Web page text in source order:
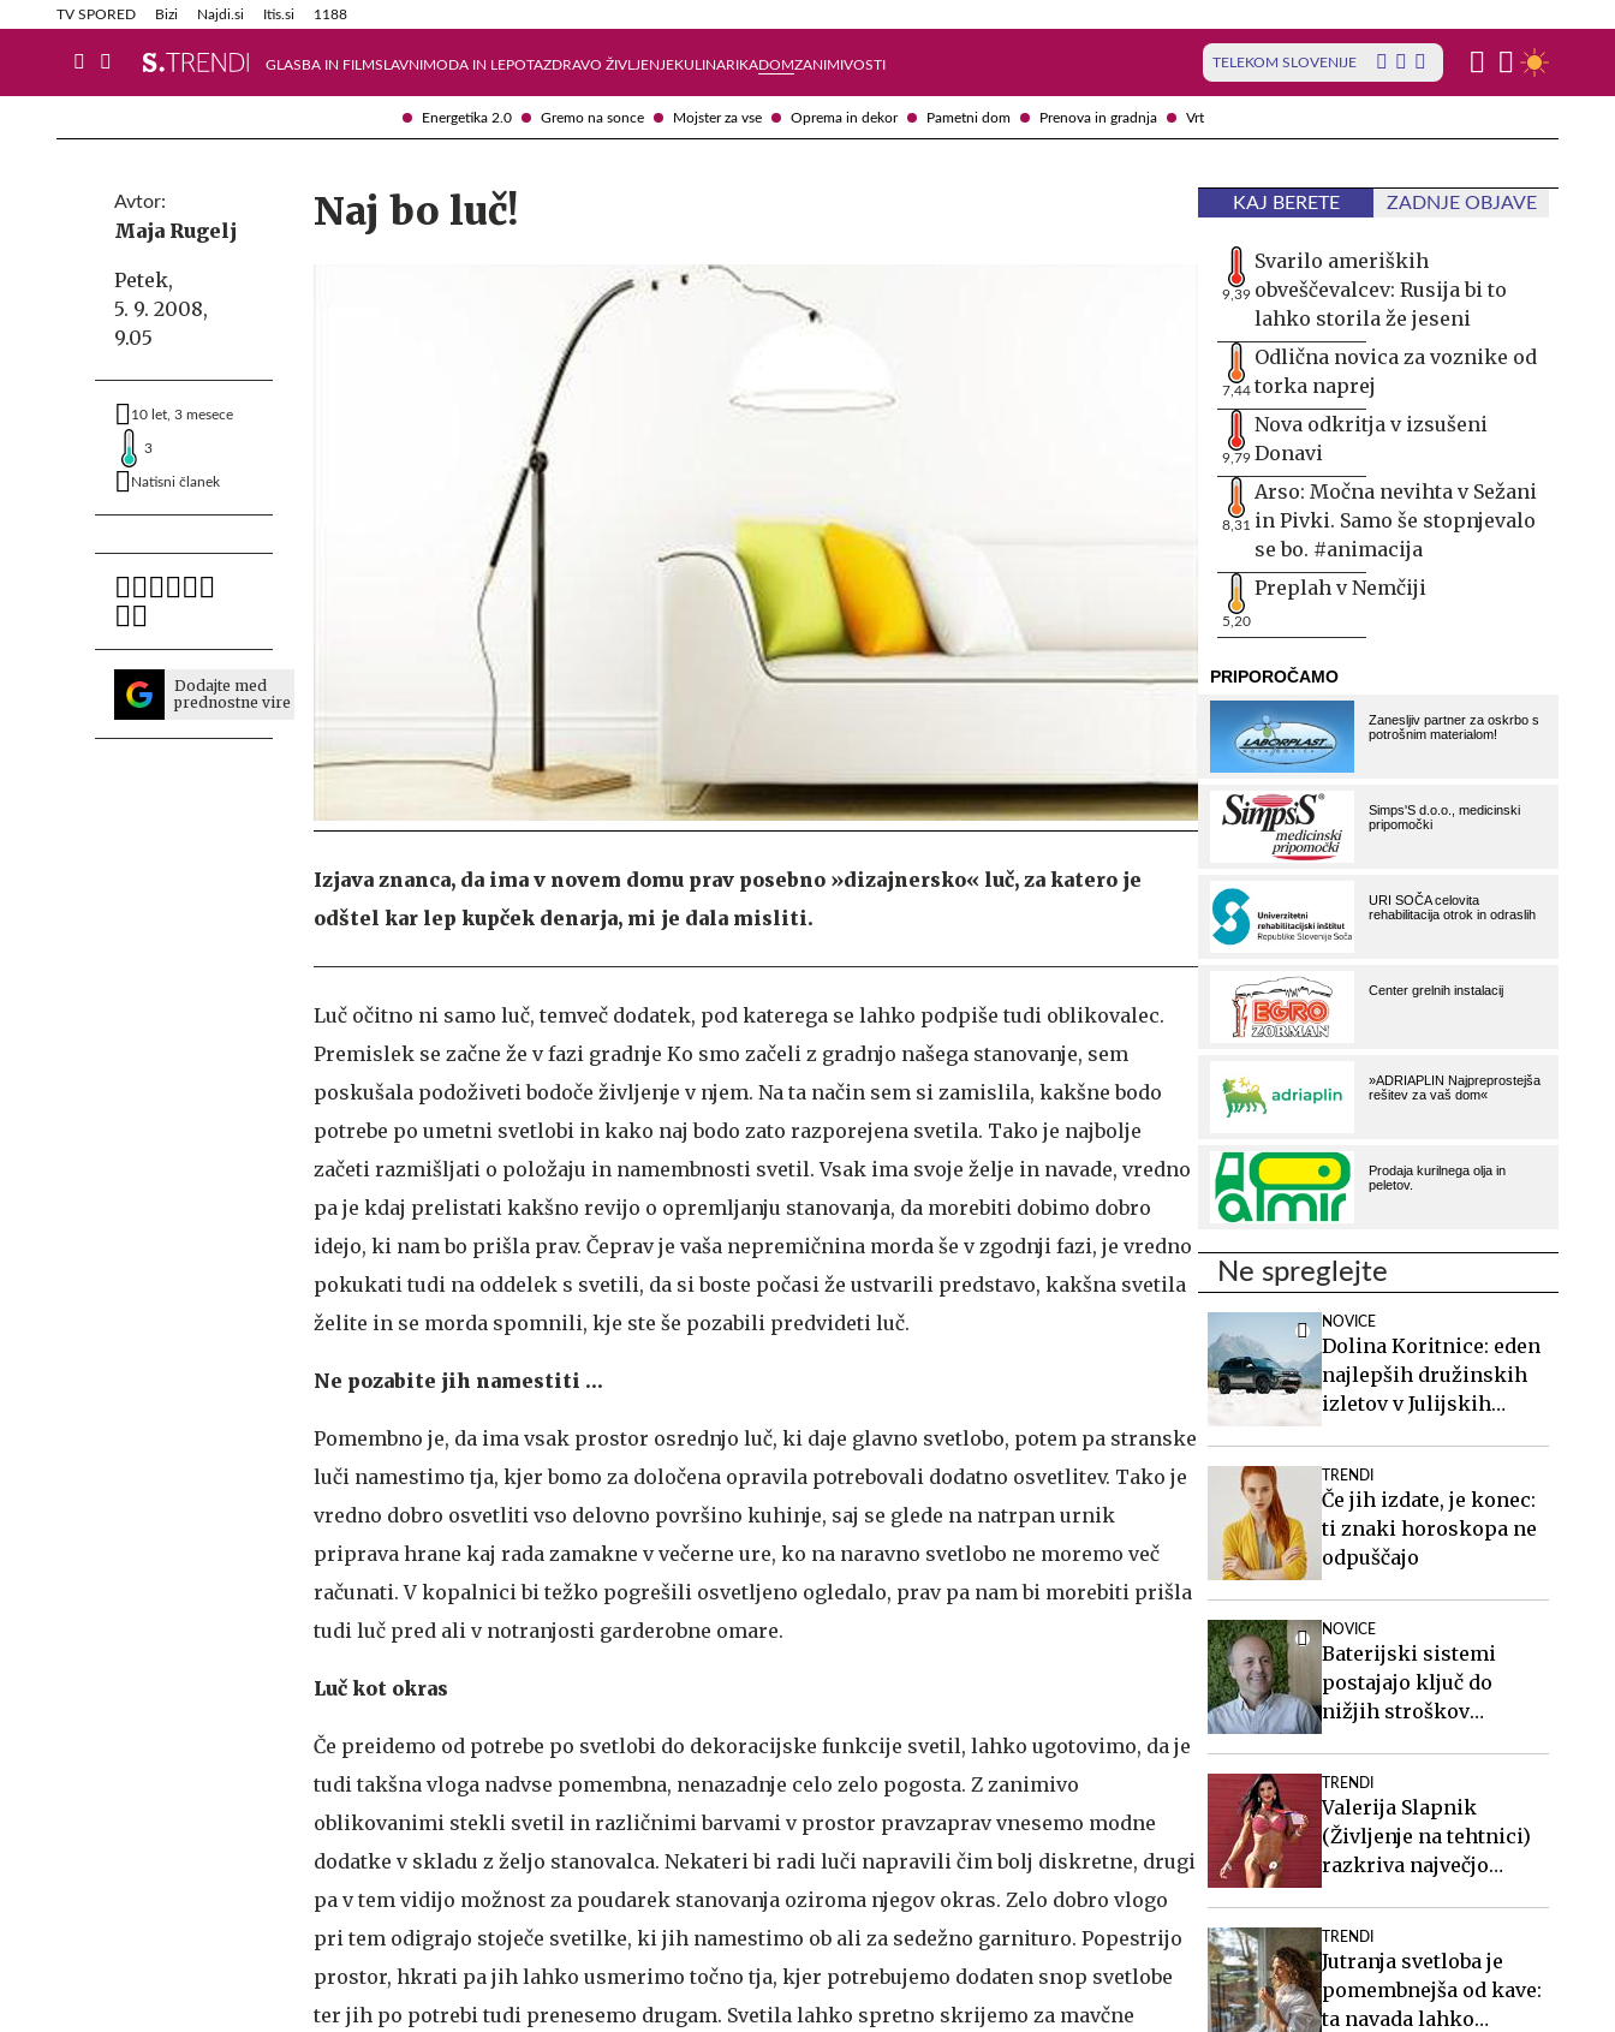
Energetika 2.0 Gremo na sonce Mojster za vse Oprema in dekor Pametni dom Prenova in gradnja Vrt
TV SPORED Bizi Najdi.si Itis.si 1188
GLASBA IN FILMSLAVNIMODA IN LEPOTAZDRAVO ŽIVLJENJEKULINARIKADOMZANIMIVOSTI TELEKOM SLOVENIJE
Info in obvestila Tehnik
Avtor:
Maja Rugelj
Petek,
5. 9. 2008,
9.05
10 let, 3 mesece
3
Natisni članek
Dodajte med
prednostne vire
Naj bo luč!
Izjava znanca, da ima v novem domu prav posebno »dizajnersko« luč, za katero je
odštel kar lep kupček denarja, mi je dala misliti.
Luč očitno ni samo luč, temveč dodatek, pod katerega se lahko podpiše tudi oblikovalec.
Premislek se začne že v fazi gradnje Ko smo začeli z gradnjo našega stanovanje, sem
poskušala podoživeti bodoče življenje v njem. Na ta način sem si zamislila, kakšne bodo
potrebe po umetni svetlobi in kako naj bodo zato razporejena svetila. Tako je najbolje
začeti razmišljati o položaju in namembnosti svetil. Vsak ima svoje želje in navade, vredno
pa je kdaj prelistati kakšno revijo o opremljanju stanovanja, da morebiti dobimo dobro
idejo, ki nam bo prišla prav. Čeprav je vaša nepremičnina morda še v zgodnji fazi, je vredno
pokukati tudi na oddelek s svetili, da si boste počasi že ustvarili predstavo, kakšna svetila
želite in se morda spomnili, kje ste še pozabili predvideti luč.
Ne pozabite jih namestiti …
Pomembno je, da ima vsak prostor osrednjo luč, ki daje glavno svetlobo, potem pa stranske
luči namestimo tja, kjer bomo za določena opravila potrebovali dodatno osvetlitev. Tako je
vredno dobro osvetliti vso delovno površino kuhinje, saj se glede na natrpan urnik
priprava hrane kaj rada zamakne v večerne ure, ko na naravno svetlobo ne moremo več
računati. V kopalnici bi težko pogrešili osvetljeno ogledalo, prav pa nam bi morebiti prišla
tudi luč pred ali v notranjosti garderobne omare.
Luč kot okras
Če preidemo od potrebe po svetlobi do dekoracijske funkcije svetil, lahko ugotovimo, da je
tudi takšna vloga nadvse pomembna, nenazadnje celo zelo pogosta. Z zanimivo
oblikovanimi stekli svetil in različnimi barvami v prostor pravzaprav vnesemo modne
dodatke v skladu z željo stanovalca. Nekateri bi radi luči napravili čim bolj diskretne, drugi
pa v tem vidijo možnost za poudarek stanovanja oziroma njegov okras. Zelo dobro vlogo
pri tem odigrajo stoječe svetilke, ki jih namestimo ob ali za sedežno garnituro. Popestrijo
prostor, hkrati pa jih lahko usmerimo točno tja, kjer potrebujemo dodaten snop svetlobe
ter jih po potrebi tudi prenesemo drugam. Svetila lahko spretno skrijemo za mavčne
KAJ BERETE ZADNJE OBJAVE
9,39
Svarilo ameriških
obveščevalcev: Rusija bi to
lahko storila že jeseni
7,44
Odlična novica za voznike od
torka naprej
9,79
Nova odkritja v izsušeni
Donavi
8,31
Arso: Močna nevihta v Sežani
in Pivki. Samo še stopnjevalo
se bo. #animacija
5,20
Preplah v Nemčiji
Ne spreglejte
NOVICE
Dolina Koritnice: eden
najlepših družinskih
izletov v Julijskih
TRENDI
Če jih izdate, je konec:
ti znaki horoskopa ne
odpuščajo
NOVICE
Baterijski sistemi
postajajo ključ do
nižjih stroškov
TRENDI
Valerija Slapnik
(Življenje na tehtnici)
razkriva največjo
TRENDI
Jutranja svetloba je
pomembnejša od kave:
ta navada lahko